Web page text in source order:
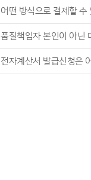
어떤 방식으로 결제할 수
품질책임자 본인이 아닌
전자계산서 발급신청은